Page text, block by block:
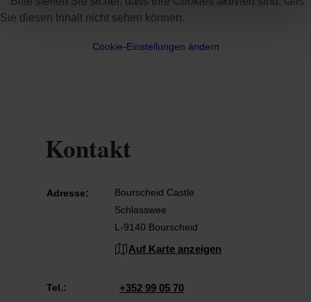
Sie diesen Inhalt nicht sehen können.
Cookie-Einstellungen ändern
Kontakt
Adresse:
Bourscheid Castle
Schlasswee
L-9140 Bourscheid
Auf Karte anzeigen
Tel.: +352 99 05 70